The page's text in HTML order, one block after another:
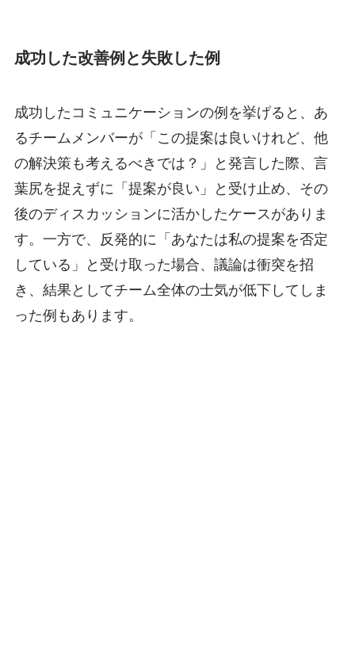
成功した改善例と失敗した例
成功したコミュニケーションの例を挙げると、あ
るチームメンバーが「この提案は良いけれど、他
の解決策も考えるべきでは？」と発言した際、言
葉尻を捉えずに「提案が良い」と受け止め、その
後のディスカッションに活かしたケースがありま
す。一方で、反発的に「あなたは私の提案を否定
している」と受け取った場合、議論は衝突を招
き、結果としてチーム全体の士気が低下してしま
った例もあります。